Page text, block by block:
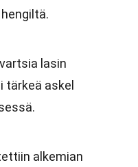
lasin
tärkeä askel
alkemian